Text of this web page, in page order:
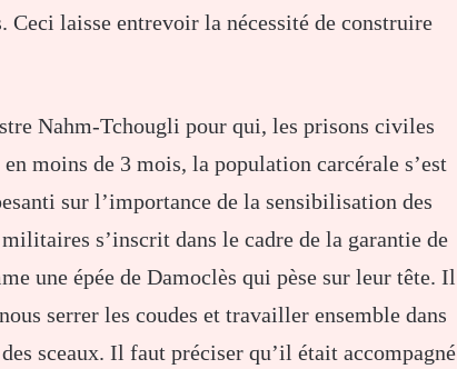
Ceci laisse entrevoir la nécessité de construire
Nahm-Tchougli pour qui, les prisons civiles
moins de 3 mois, la population carcérale s’est
sur l’importance de la sensibilisation des
s’inscrit dans le cadre de la garantie de
une épée de Damoclès qui pèse sur leur tête. Il
serrer les coudes et travailler ensemble dans
sceaux. Il faut préciser qu’il était accompagné